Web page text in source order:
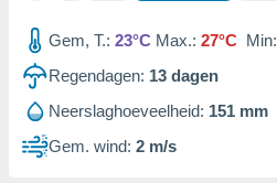
Gem, T.: 23°C Max.: 27°C Min:
Regendagen: 13 dagen
Neerslaghoeveelheid: 151 mm
Gem. wind: 2 m/s